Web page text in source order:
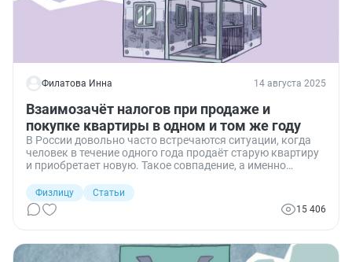
Филатова Инна 14 августа 2025
Взаимозачёт налогов при продаже и
покупке квартиры в одном и том же году
В России довольно часто встречаются ситуации, когда
человек в течение одного года продаёт старую квартиру
и приобретает новую. Такое совпадение, а именно
использования имущественных вычетов и при
реализации недвижимости, и при её покупке.
Разберёмся, как это работает, какие есть нюансы и что
Физлицу
Статьи
15 406